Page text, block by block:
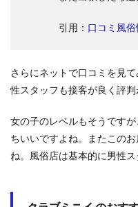
引用： 口コミ風
さらにネットで口コミを見
性スタッフも接客が良く評判
女の子のレベルもそうです
ちいいですよね。またこの
ね。風俗店は基本的に男性ス